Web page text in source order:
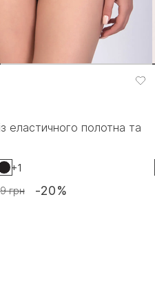
еластичного полотна та
+1
грн -20%